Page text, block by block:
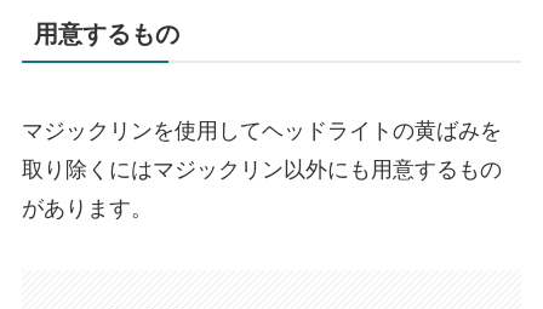
用意するもの
マジックリンを使用してヘッドライトの黄ばみを
取り除くにはマジックリン以外にも用意するもの
があります。